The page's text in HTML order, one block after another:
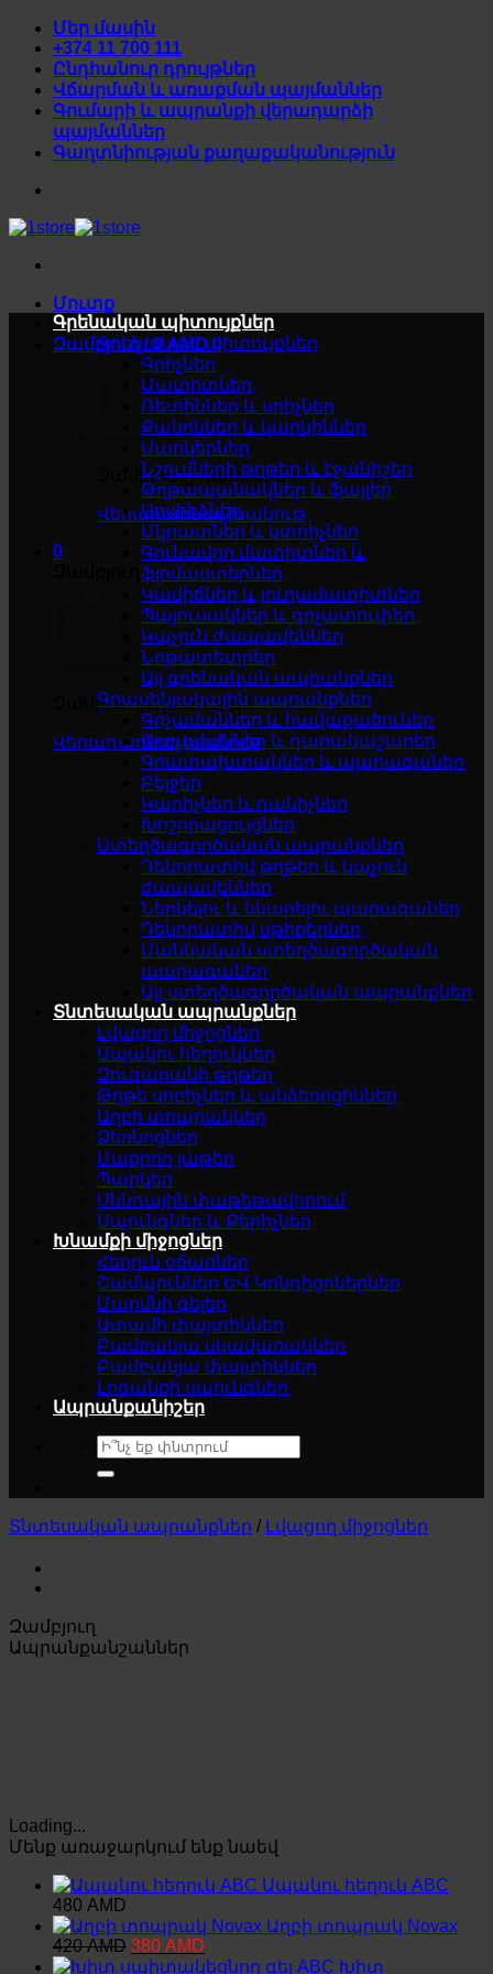
Skip
content
Մեր մասին
+374 11 700 111
Ընդհանուր դրույթներ
Վճարման և առաքման պայմաններ
Գումարի և ապրանքի վերադարձի
պայմաններ
Գաղտնիության քաղաքականություն
Մուտք
Զամբյուղ /0AMD 0
Զամբյուղը դատարկ է
Վերադառնալ խանութ
0
Զամբյուղը դատարկ է
Վերադառնալ խանութ
Գրենական պիտույքներ
Գրենական պիտույքներ
Գրիչներ
Մատիտներ
Ռետիններ և սրիչներ
Քանոններ և կարկիններ
Մարկերներ
Նշումների թղթեր և էջանիշեր
Թղթապանակներ և ֆայլեր
Սոսինձներ
Մկրատներ և կտրիչներ
Գունավոր մատիտներ և
ֆլոմաստերներ
Կավիճներ և յուղամատիտներ
Պայուսակներ և գրչատուփեր
Կպչուն ժապավեններ
Նոթատետրեր
Այլ գրենական ապրանքներ
Գրասենյակային ապրանքներ
Գրչամաններ և հավաքածուներ
Աղբամաններ և դարակաշարեր
Գրատախտակներ և պարագաներ
Բեյջեր
Կարիչներ և դակիչներ
Խոշորացույցներ
Ստեղծագործական ապրանքներ
Դեկորատիվ թղթեր և կպչուն
ժապավեններ
Ներկելու և նկարելու պարագաներ
Դեկորատիվ սթիքերներ
Մանկական ստեղծագործական
պարագաներ
Այլ ստեղծագործական ապրանքներ
Տնտեսական ապրանքներ
Լվացող միջոցներ
Ապակու հեղուկներ
Զուգարանի թղթեր
Թղթե սրբիչներ և անձեռոցիկներ
Աղբի տոպրակներ
Ձեռնոցներ
Մաքրող լաթեր
Պարկեր
Սննդային փաթեթավորում
Սպունգներ և Քերիչներ
Խնամքի միջոցներ
Հեղուկ օճառներ
Շամպուններ ԵՎ Կոնդիցոներներ
Մարմնի գելեր
Ատամի փայտիկներ
Բամբակյա սկավառակներ
Բամբակյա փայտիկներ
Լոգանքի սպունգներ
Ապրանքանիշեր
Search
for:
Տնտեսական ապրանքներ / Լվացող միջոցներ
Զամբյուղ
Ապրանքանշաններ
Loading...
Մենք առաջարկում ենք նաեվ
Ապակու հեղուկ ABC
480 AMD
Աղբի տոպրակ Novax
420AMD Original
price
380 AMD
price
Խիտ